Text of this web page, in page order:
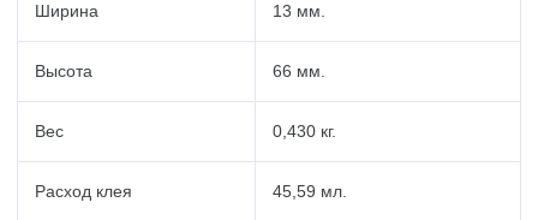
Ширина 13 мм.
Высота 66 мм.
Вес 0,430 кг.
Расход клея 45,59 мл.